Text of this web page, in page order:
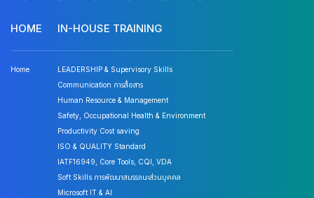
HOME
Home
IN-HOUSE TRAINING
LEADERSHIP & Supervisory Skills
Communication การสื่อสาร
Human Resource & Management
Safety, Occupational Health & Environment
Productivity Cost saving
ISO & QUALITY Standard
IATF16949, Core Tools, CQI, VDA
Soft Skills การพัฒนาสมรรถนะส่วนบุคคล
Microsoft IT & AI